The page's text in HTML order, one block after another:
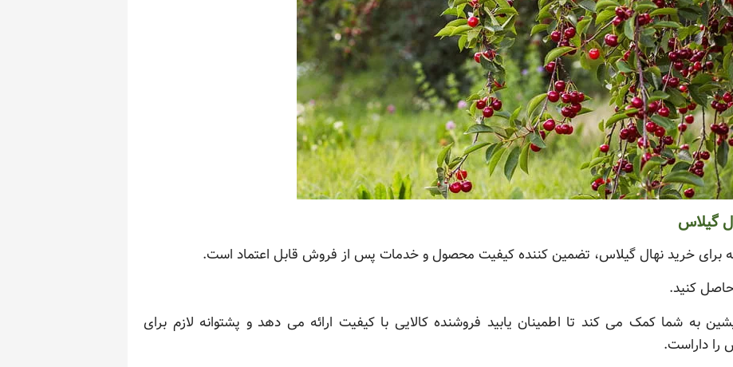
گیلاس
برای خرید نهال گیلاس، تضمین کننده کیفیت محصول و خدمات پس از فروش قابل اعتماد است.
حاصل کنید.
به شما کمک می کند تا اطمینان یابید فروشنده کالایی با کیفیت ارائه می دهد و پشتوانه لازم برای
را داراست.